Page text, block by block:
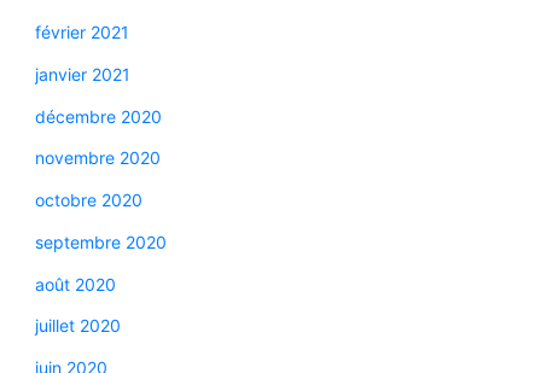
février 2021
janvier 2021
décembre 2020
novembre 2020
octobre 2020
septembre 2020
août 2020
juillet 2020
juin 2020